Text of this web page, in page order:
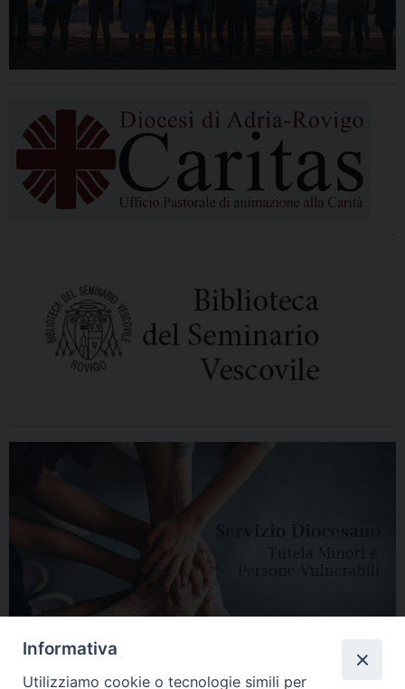
Informativa
Utilizziamo cookie o tecnologie simili per